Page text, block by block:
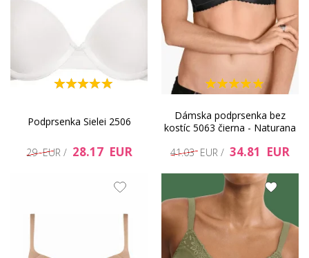
Podprsenka Sielei 2506
29 EUR / 28.17 EUR
Dámska podprsenka bez
kostíc 5063 čierna - Naturana
41.03 EUR / 34.81 EUR